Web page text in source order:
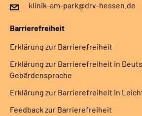
klinik-am-park@drv-hessen.de
Barrierefreiheit
Erklärung zur Barrierefreiheit
Erklärung zur Barrierefreiheit in
Gebärdensprache
Erklärung zur Barrierefreiheit in
Feedback zur Barrierefreiheit